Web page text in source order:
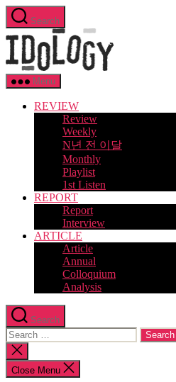
Skip
to
the
content
Search
Menu
REVIEW
Review
Weekly
N년 전 이달
Monthly
Playlist
1st Listen
REPORT
Report
Interview
ARTICLE
Article
Annual
Colloquium
Analysis
Search
Search
for:
Close
search
Close Menu